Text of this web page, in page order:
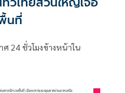
นที่
24 ชั่วโมงข้างหน้าใน